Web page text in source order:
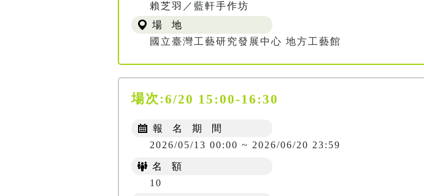
賴芝羽／藍軒手作坊
場 地
國立臺灣工藝研究發展中心 地方工藝館
場次:6/20 15:00-16:30
報 名 期 間
2026/05/13 00:00 ~ 2026/06/20 23:59
名 額
10